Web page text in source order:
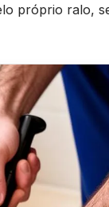
próprio ralo,